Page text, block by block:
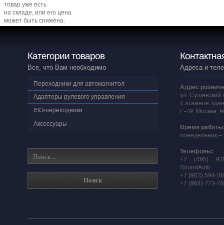
товар уже есть
на складе, или его цена
может быть снижена.
Категории товаров
Все, что Вам необходимо
Переходники для автомагнитол
Адаптеры рулевого управления
ISO-переходники
Аксессуары
Адреса и
Адрес
ул. Сущевский
х этажное
E-79, Москва,
Время
понедельник –
Телефоны:
+7 (495)
SoundAuto.
+7 (903) 594-
+7 (964) 773-